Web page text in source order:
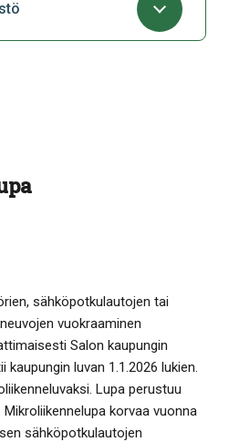
sähköpotkulautojen tai
vuokraaminen
Salon kaupungin
kaupungin luvan 1.1.2026 lukien.
Lupa perustuu
korvaa vuonna
sähköpotkulautojen